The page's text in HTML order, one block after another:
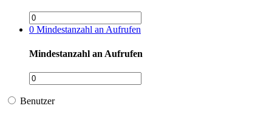
0 Mindestanzahl an Aufrufen
Mindestanzahl an Aufrufen
Benutzer